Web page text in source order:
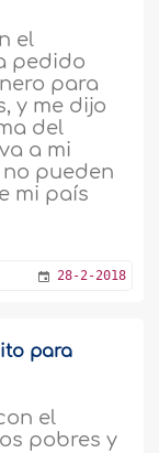
el
pedido
para
y me dijo
del
a mi
pueden
mi país
28-2-2018
para
el
pobres y